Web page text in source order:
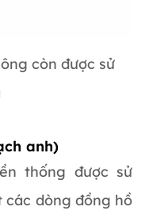
còn được sử
anh)
thống được sử
dòng đồng hồ